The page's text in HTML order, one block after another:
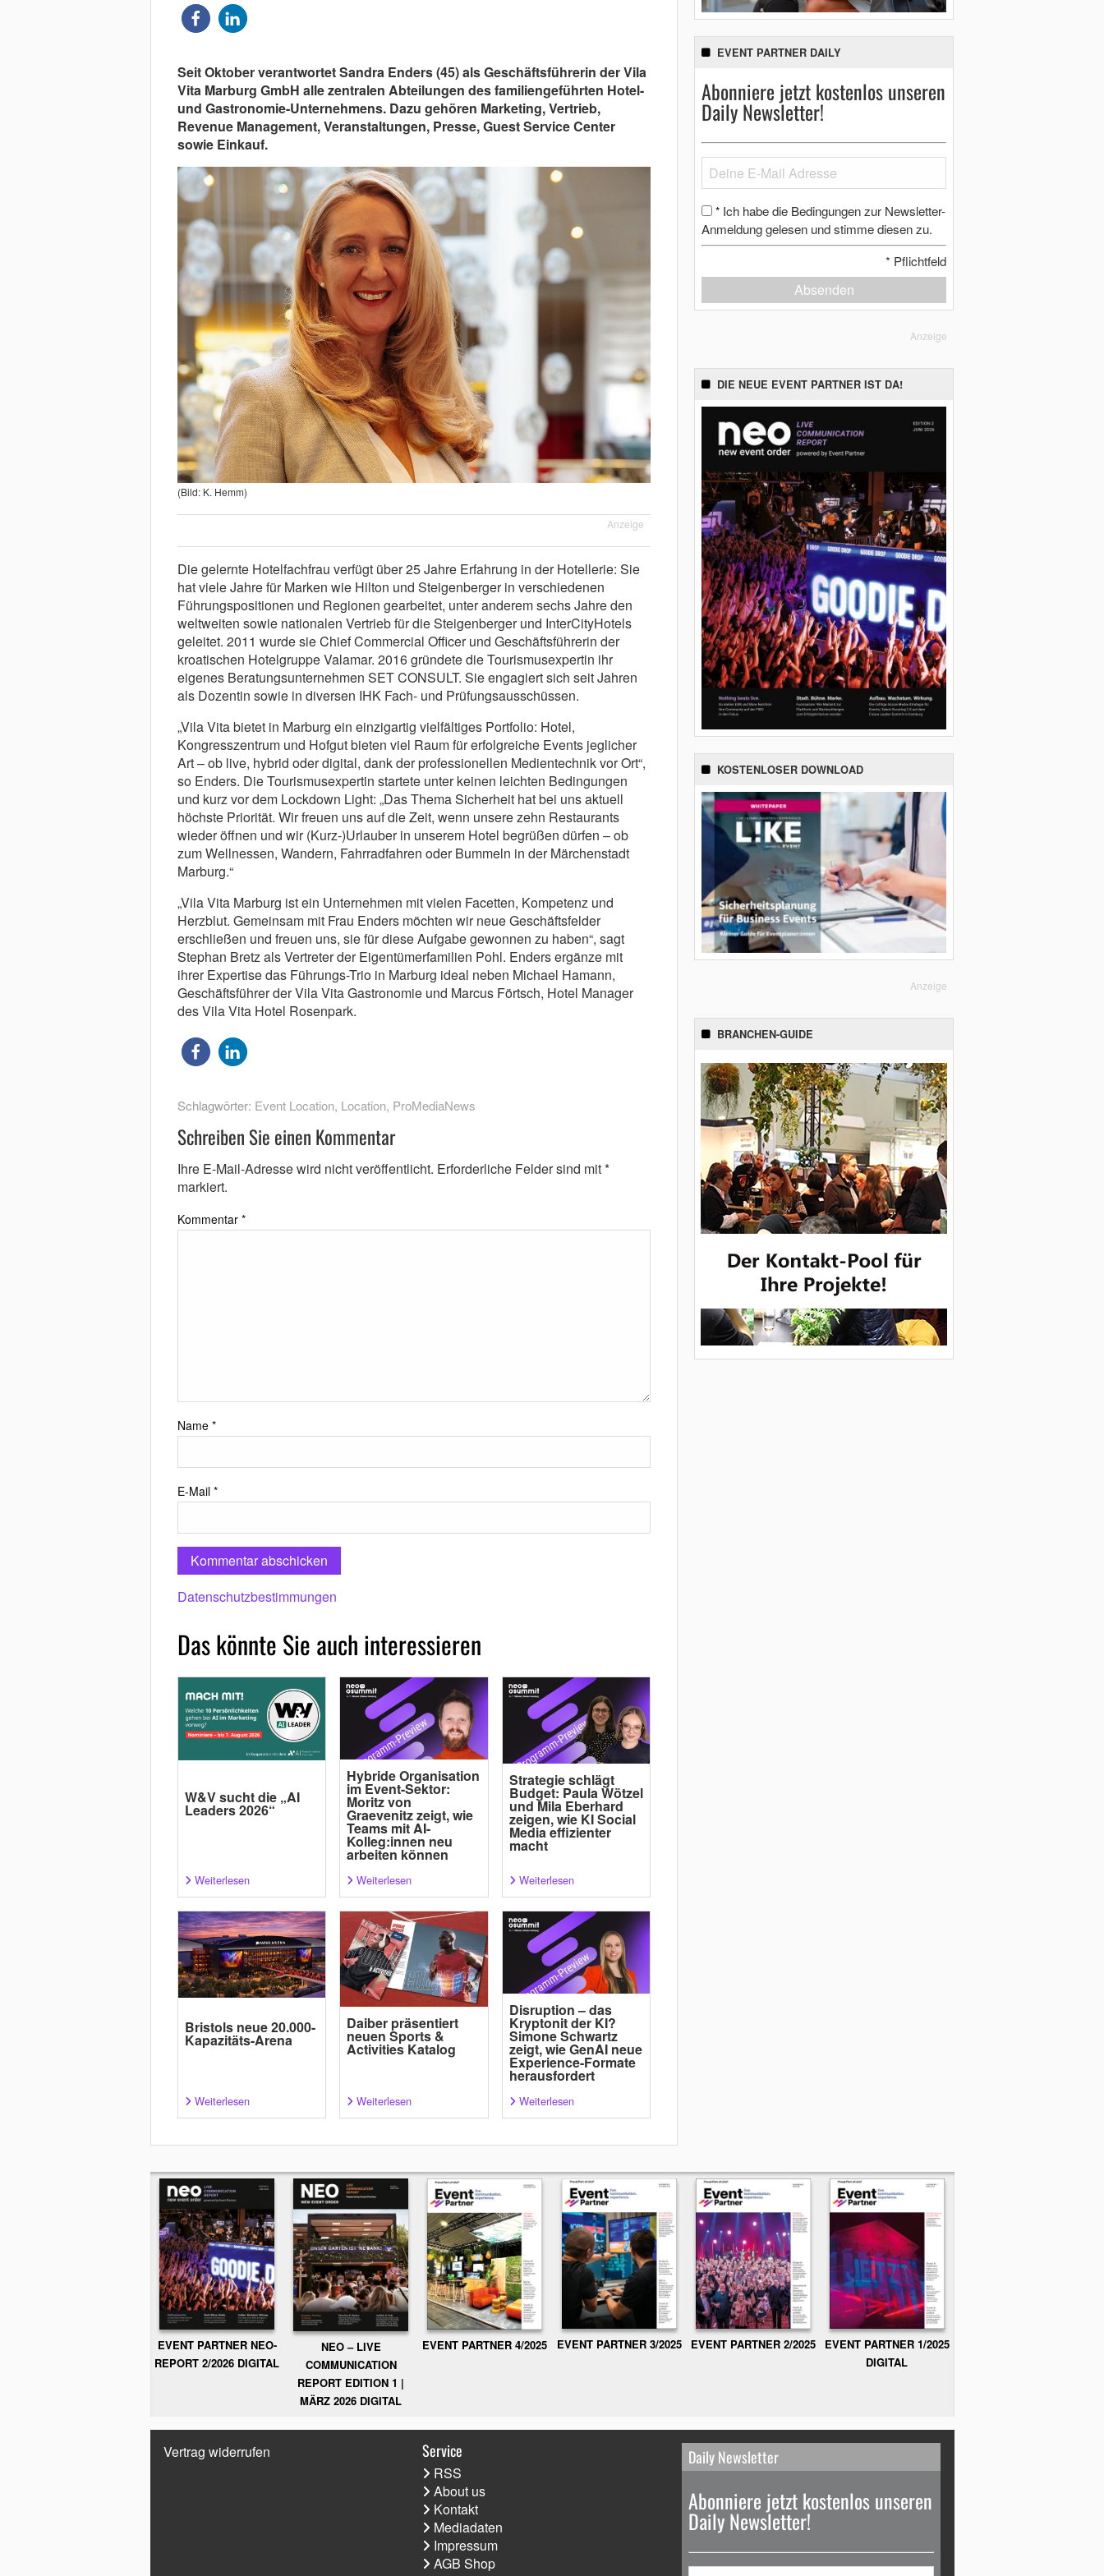
Seit Oktober verantwortet Sandra Enders (45) als Geschäftsführerin der Vila
Vita Marburg GmbH alle zentralen Abteilungen des familiengeführten Hotel-
und Gastronomie-Unternehmens. Dazu gehören Marketing, Vertrieb,
Revenue Management, Veranstaltungen, Presse, Guest Service Center
sowie Einkauf.
(Bild: K. Hemm)
Anzeige
Die gelernte Hotelfachfrau verfügt über 25 Jahre Erfahrung in der Hotellerie: Sie
hat viele Jahre für Marken wie Hilton und Steigenberger in verschiedenen
Führungspositionen und Regionen gearbeitet, unter anderem sechs Jahre den
weltweiten sowie nationalen Vertrieb für die Steigenberger und InterCityHotels
geleitet. 2011 wurde sie Chief Commercial Officer und Geschäftsführerin der
kroatischen Hotelgruppe Valamar. 2016 gründete die Tourismusexpertin ihr
eigenes Beratungsunternehmen SET CONSULT. Sie engagiert sich seit Jahren
als Dozentin sowie in diversen IHK Fach- und Prüfungsausschüssen.
„Vila Vita bietet in Marburg ein einzigartig vielfältiges Portfolio: Hotel,
Kongresszentrum und Hofgut bieten viel Raum für erfolgreiche Events jeglicher
Art – ob live, hybrid oder digital, dank der professionellen Medientechnik vor Ort“,
so Enders. Die Tourismusexpertin startete unter keinen leichten Bedingungen
und kurz vor dem Lockdown Light: „Das Thema Sicherheit hat bei uns aktuell
höchste Priorität. Wir freuen uns auf die Zeit, wenn unsere zehn Restaurants
wieder öffnen und wir (Kurz-)Urlauber in unserem Hotel begrüßen dürfen – ob
zum Wellnessen, Wandern, Fahrradfahren oder Bummeln in der Märchenstadt
Marburg.“
„Vila Vita Marburg ist ein Unternehmen mit vielen Facetten, Kompetenz und
Herzblut. Gemeinsam mit Frau Enders möchten wir neue Geschäftsfelder
erschließen und freuen uns, sie für diese Aufgabe gewonnen zu haben“, sagt
Stephan Bretz als Vertreter der Eigentümerfamilien Pohl. Enders ergänze mit
ihrer Expertise das Führungs-Trio in Marburg ideal neben Michael Hamann,
Geschäftsführer der Vila Vita Gastronomie und Marcus Förtsch, Hotel Manager
des Vila Vita Hotel Rosenpark.
Schlagwörter: Event Location, Location, ProMediaNews
Schreiben Sie einen Kommentar
Ihre E-Mail-Adresse wird nicht veröffentlicht. Erforderliche Felder sind mit*
markiert.
Kommentar *
Name *
E-Mail *
Datenschutzbestimmungen
Das könnte Sie auch interessieren
W&V sucht die „AI
Leaders 2026“
Weiterlesen
Hybride Organisation
im Event-Sektor:
Moritz von
Graevenitz zeigt, wie
Teams mit AI-
Kolleg:innen neu
arbeiten können
Weiterlesen
Strategie schlägt
Budget: Paula Wötzel
und Mila Eberhard
zeigen, wie KI Social
Media effizienter
macht
Weiterlesen
Bristols neue 20.000-
Kapazitäts-Arena
Weiterlesen
Daiber präsentiert
neuen Sports &
Activities Katalog
Weiterlesen
Disruption – das
Kryptonit der KI?
Simone Schwartz
zeigt, wie GenAI neue
Experience-Formate
herausfordert
Weiterlesen
EVENT PARTNER DAILY
Abonniere jetzt kostenlos unseren
Daily Newsletter!
* Ich habe die Bedingungen zur Newsletter-
Anmeldung gelesen und stimme diesen zu.
* Pflichtfeld
Absenden
Anzeige
DIE NEUE EVENT PARTNER IST DA!
KOSTENLOSER DOWNLOAD
Anzeige
BRANCHEN-GUIDE
EVENT PARTNER NEO-
REPORT 2/2026 DIGITAL
NEO – LIVE
COMMUNICATION
REPORT EDITION 1 |
MÄRZ 2026 DIGITAL
EVENT PARTNER 4/2025 EVENT PARTNER 3/2025 EVENT PARTNER 2/2025
EVENT PARTNER 1/2025
DIGITAL
Vertrag widerrufen Service
RSS
About us
Kontakt
Mediadaten
Impressum
AGB Shop
Daily Newsletter
Abonniere jetzt kostenlos unseren
Daily Newsletter!